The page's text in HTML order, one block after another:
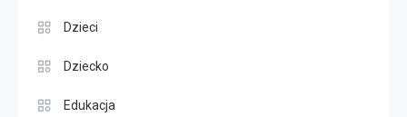
Dzieci
Dziecko
Edukacja